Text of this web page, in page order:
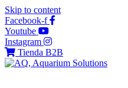
Skip to content
Facebook-f
Youtube
Instagram
Tienda B2B